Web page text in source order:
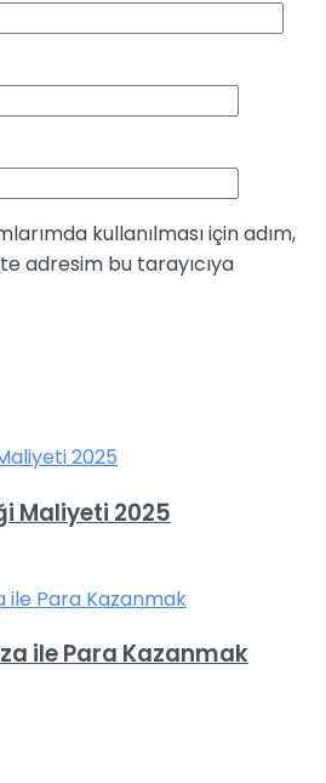
kullanılması için adım,
adresim bu tarayıcıya
Maliyeti 2025
ile Para Kazanmak